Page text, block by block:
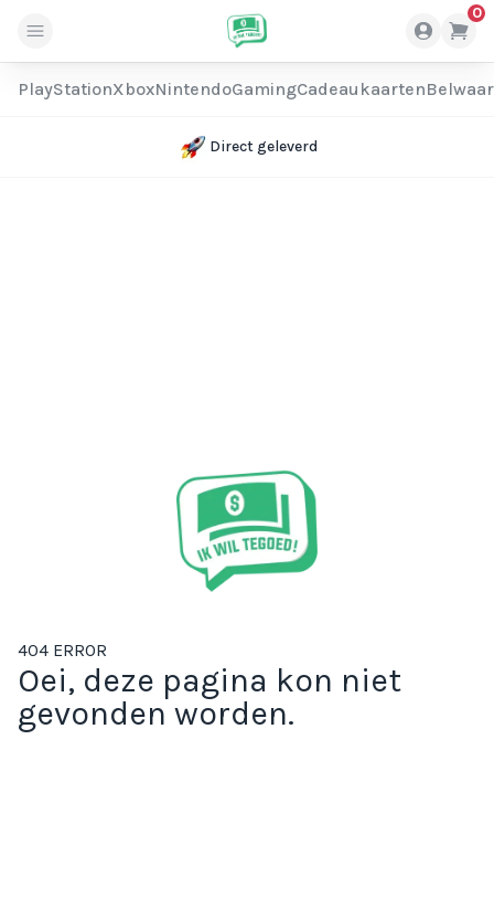
0
PlayStationXboxNintendoGamingCadeaukaarten
Direct geleverd
404 ERROR
Oei, deze pagina kon niet
gevonden worden.